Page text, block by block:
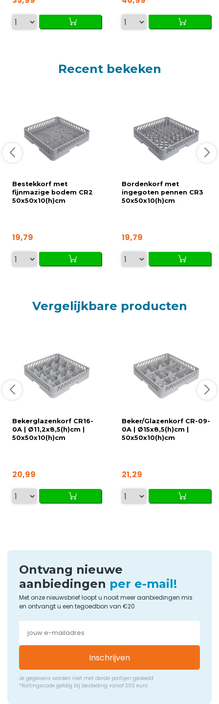
Recent bekeken
Bestekkorf met
fijnmazige bodem CR2
50x50x10(h)cm
19,79
Bordenkorf met
ingegoten pennen CR3
50x50x10(h)cm
19,79
Vergelijkbare producten
Bekerglazenkorf CR16-
0A | Ø11,2x8,5(h)cm |
50x50x10(h)cm
20,99
Beker/Glazenkorf CR-09-
0A | Ø15x8,5(h)cm |
50x50x10(h)cm
21,29
Ontvang nieuwe
aanbiedingen per e-mail!
Met onze nieuwsbrief loopt u nooit meer aanbiedingen mis
en ontvangt u een tegoedbon van €20
Inschrijven
Je gegevens worden niet met derde partijen gedeeld
*Kortingscode geldig bij besteding vanaf 300 euro